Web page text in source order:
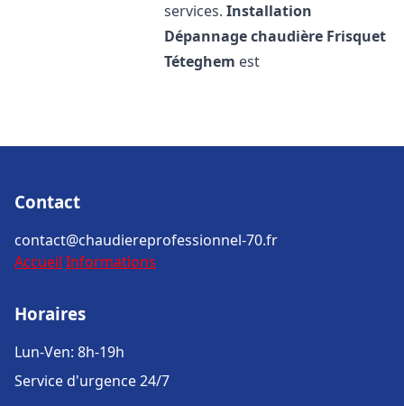
services.Installation
Dépannage chaudière Frisquet
Téteghem est
Contact
contact@chaudiereprofessionnel-70.fr
Accueil Informations
Horaires
Lun-Ven: 8h-19h
Service d'urgence 24/7